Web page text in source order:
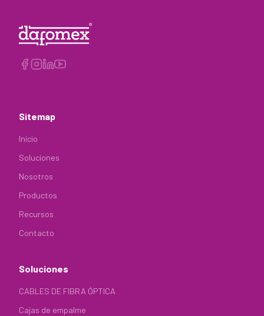
Sitemap
Inicio
Soluciones
Nosotros
Productos
Recursos
Contacto
Soluciones
CABLES DE FIBRA ÓPTICA
Cajas de empalme